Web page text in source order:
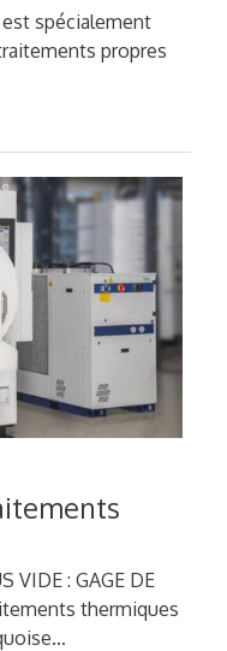
est spécialement
propres
VIDE : GAGE DE
thermiques